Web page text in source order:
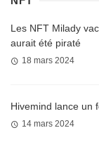
Les NFT Milady
aurait été piraté
18 mars 2024
Hivemind lance un
14 mars 2024